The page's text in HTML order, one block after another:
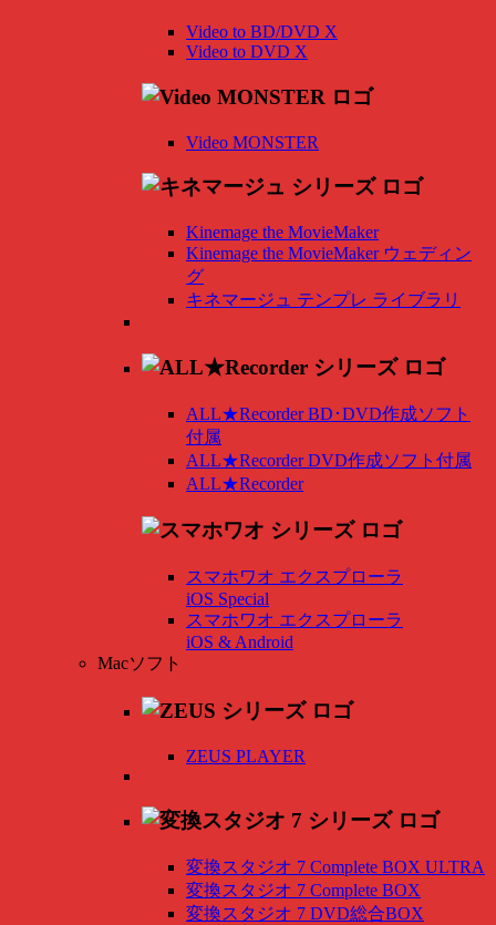
Video to BD/DVD X
Video to DVD X
Video MONSTER
Kinemage the MovieMaker
Kinemage the MovieMaker ウェディン
グ
キネマージュ テンプレ ライブラリ
ALL★Recorder BD･DVD作成ソフト
付属
ALL★Recorder DVD作成ソフト付属
ALL★Recorder
スマホワオ エクスプローラ
iOS Special
スマホワオ エクスプローラ
iOS & Android
Macソフト
ZEUS PLAYER
変換スタジオ 7 Complete BOX ULTRA
変換スタジオ 7 Complete BOX
変換スタジオ 7 DVD総合BOX